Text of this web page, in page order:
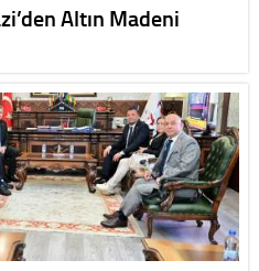
Altın Madeni